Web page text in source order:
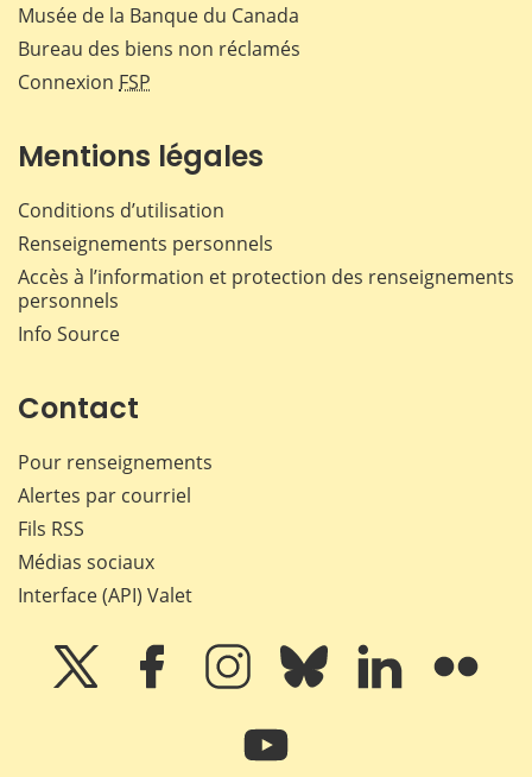
Musée de la Banque du Canada
Bureau des biens non réclamés
Connexion FSP
Mentions légales
Conditions d’utilisation
Renseignements personnels
Accès à l’information et protection des renseignements
personnels
Info Source
Contact
Pour renseignements
Alertes par courriel
Fils RSS
Médias sociaux
Interface (API) Valet